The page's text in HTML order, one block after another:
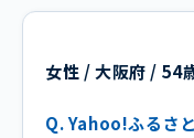
女性 / 大阪府 / 54
Q. Yahoo!ふるさ